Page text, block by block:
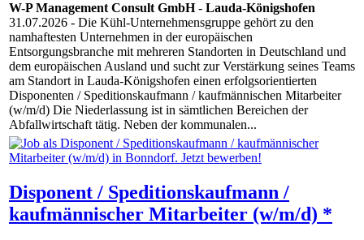
W-P Management Consult GmbH- Lauda-Königshofen
31.07.2026 - Die Kühl-Unternehmensgruppe gehört zu den
namhaftesten Unternehmen in der europäischen
Entsorgungsbranche mit mehreren Standorten in Deutschland und
dem europäischen Ausland und sucht zur Verstärkung seines Teams
am Standort in Lauda-Königshofen einen erfolgsorientierten
Disponenten / Speditionskaufmann / kaufmännischen Mitarbeiter
(w/m/d) Die Niederlassung ist in sämtlichen Bereichen der
Abfallwirtschaft tätig. Neben der kommunalen...
Disponent / Speditionskaufmann /
kaufmännischer Mitarbeiter (w/m/d) *